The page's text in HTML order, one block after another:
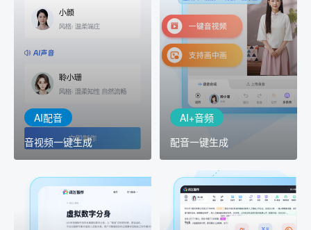
AI配音
音视频一键生成
音视频一键生成
室"中输入文本或录音，一
出
AI+音频
配音一键生成
配音一键生成
AI+音频：基于全球领先的
TTS能力打造的AI音频制作
工具，输入文本、选择发
音人即可一键生成专业音
AI+创意